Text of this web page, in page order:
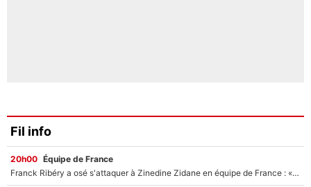
Fil info
20h00 Équipe de France
Franck Ribéry a osé s'attaquer à Zinedine Zidane en équipe de France : «Je n'aurais jamais fait ça»